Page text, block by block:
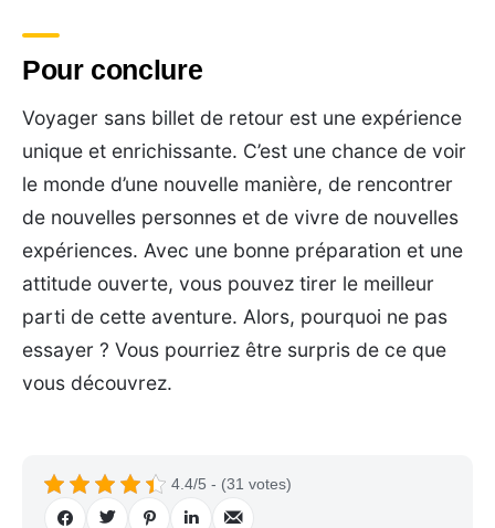
Pour conclure
Voyager sans billet de retour est une expérience
unique et enrichissante. C’est une chance de voir
le monde d’une nouvelle manière, de rencontrer
de nouvelles personnes et de vivre de nouvelles
expériences. Avec une bonne préparation et une
attitude ouverte, vous pouvez tirer le meilleur
parti de cette aventure. Alors, pourquoi ne pas
essayer ? Vous pourriez être surpris de ce que
vous découvrez.
4.4/5 - (31 votes)